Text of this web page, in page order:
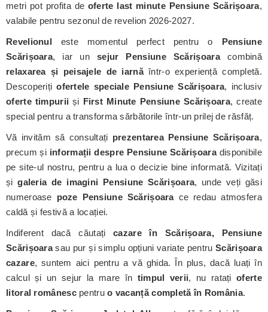
metri pot profita de oferte last minute Pensiune Scărișoara,
valabile pentru sezonul de revelion 2026-2027.
Revelionul este momentul perfect pentru o Pensiune
Scărișoara, iar un sejur Pensiune Scărișoaracombină
relaxarea și peisajele de iarnăîntr-o experiență completă.
Descoperițiofertele speciale Pensiune Scărișoara, inclusiv
oferte timpurii și First Minute Pensiune Scărișoara, create
special pentru a transforma sărbătorile într-un prilej de răsfăț.
Vă invităm să consultați prezentarea Pensiune Scărișoara,
precum și informații despre Pensiune Scărișoaradisponibile
pe site-ul nostru, pentru a lua o decizie bine informată. Vizitați
șigaleria de imagini Pensiune Scărișoara, unde veți găsi
numeroase poze Pensiune Scărișoarace redau atmosfera
caldă și festivă a locației.
Indiferent dacă căutațicazare în Scărișoara, Pensiune
Scărișoarasau pur și simplu opțiuni variate pentru Scărișoara
cazare, suntem aici pentru a vă ghida. În plus, dacă luați în
calcul și un sejur la mare în timpul verii, nu ratațioferte
litoral românescpentruo vacanță completă în România.